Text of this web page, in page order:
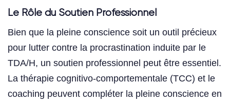
Le Rôle du Soutien Professionnel
Bien que la pleine conscience soit un outil précieux
pour lutter contre la procrastination induite par le
TDA/H, un soutien professionnel peut être essentiel.
La thérapie cognitivo-comportementale (TCC) et le
coaching peuvent compléter la pleine conscience en